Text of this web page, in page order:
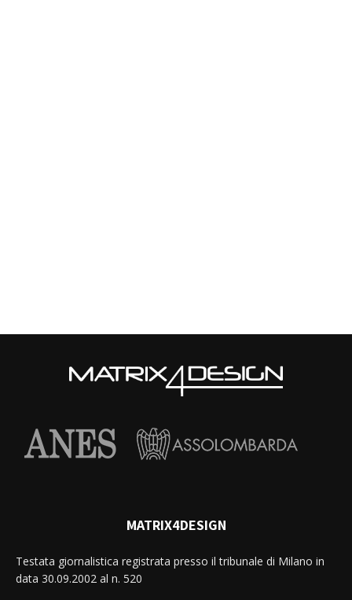
MATRIX4DESIGN
Testata giornalistica registrata presso il tribunale di Milano in
data 30.09.2002 al n. 520